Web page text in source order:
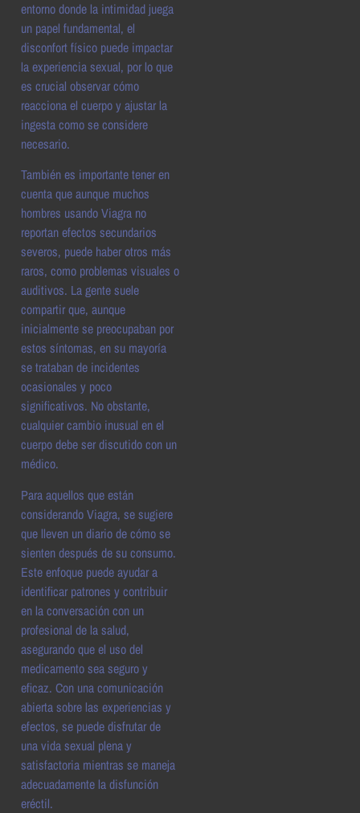
entorno donde la intimidad juega
un papel fundamental, el
disconfort físico puede impactar
la experiencia sexual, por lo que
es crucial observar cómo
reacciona el cuerpo y ajustar la
ingesta como se considere
necesario.
También es importante tener en
cuenta que aunque muchos
hombres usando Viagra no
reportan efectos secundarios
severos, puede haber otros más
raros, como problemas visuales o
auditivos. La gente suele
compartir que, aunque
inicialmente se preocupaban por
estos síntomas, en su mayoría
se trataban de incidentes
ocasionales y poco
significativos. No obstante,
cualquier cambio inusual en el
cuerpo debe ser discutido con un
médico.
Para aquellos que están
considerando Viagra, se sugiere
que lleven un diario de cómo se
sienten después de su consumo.
Este enfoque puede ayudar a
identificar patrones y contribuir
en la conversación con un
profesional de la salud,
asegurando que el uso del
medicamento sea seguro y
eficaz. Con una comunicación
abierta sobre las experiencias y
efectos, se puede disfrutar de
una vida sexual plena y
satisfactoria mientras se maneja
adecuadamente la disfunción
eréctil.